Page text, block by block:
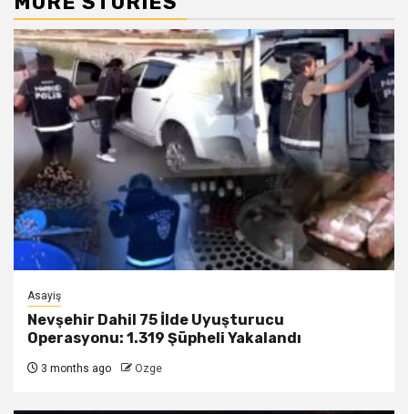
Asayiş
Nevşehir Dahil 75 İlde Uyuşturucu
Operasyonu: 1.319 Şüpheli Yakalandı
3 months ago Ozge